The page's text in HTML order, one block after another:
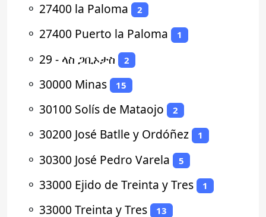
⚬ 27400 la Paloma 2
⚬ 27400 Puerto la Paloma 1
⚬ 29 - ላስ ጋቢኦታስ 2
⚬ 30000 Minas 15
⚬ 30100 Solís de Mataojo 2
⚬ 30200 José Batlle y Ordóñez 1
⚬ 30300 José Pedro Varela 5
⚬ 33000 Ejido de Treinta y Tres 1
⚬ 33000 Treinta y Tres 13